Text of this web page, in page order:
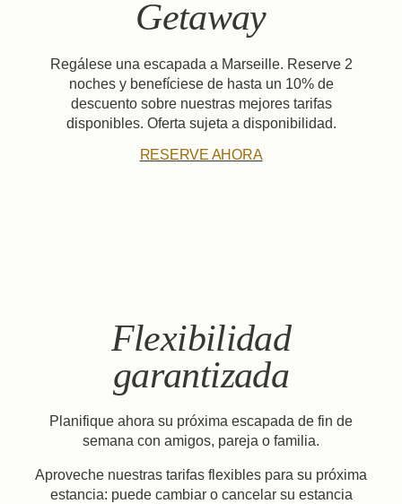
Getaway
Regálese una escapada a Marseille. Reserve 2
noches y benefíciese de hasta un 10% de
descuento sobre nuestras mejores tarifas
disponibles. Oferta sujeta a disponibilidad.
RESERVE AHORA
Flexibilidad
garantizada
Planifique ahora su próxima escapada de fin de
semana con amigos, pareja o familia.
Aproveche nuestras tarifas flexibles para su próxima
estancia: puede cambiar o cancelar su estancia
Reserva
Adultos